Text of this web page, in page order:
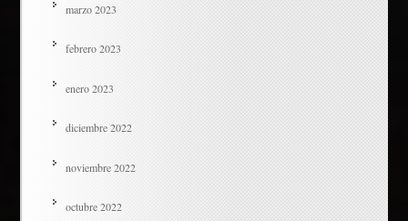
marzo 2023
febrero 2023
enero 2023
diciembre 2022
noviembre 2022
octubre 2022